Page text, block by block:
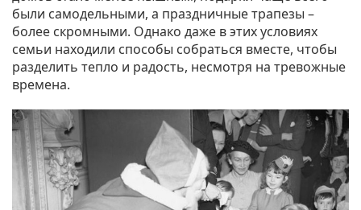
были самодельными, а праздничные трапезы –
более скромными. Однако даже в этих условиях
семьи находили способы собраться вместе, чтобы
разделить тепло и радость, несмотря на тревожные
времена.